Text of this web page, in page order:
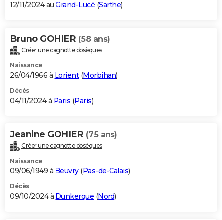
12/11/2024 au Grand-Lucé (Sarthe)
Bruno GOHIER (58 ans)
Créer une cagnotte obsèques
Naissance
26/04/1966 à Lorient(Morbihan)
Décès
04/11/2024 à Paris (Paris)
Jeanine GOHIER (75 ans)
Créer une cagnotte obsèques
Naissance
09/06/1949 à Beuvry(Pas-de-Calais)
Décès
09/10/2024 à Dunkerque (Nord)